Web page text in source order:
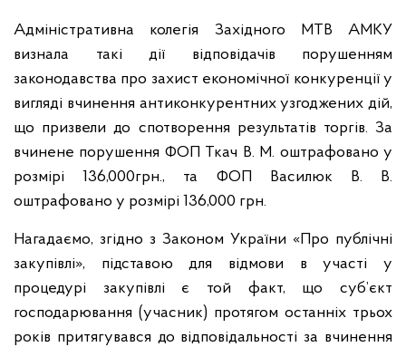
Адміністративна колегія Західного МТВ АМКУ
визнала такі дії відповідачів порушенням
законодавства про захист економічної конкуренції у
вигляді вчинення антиконкурентних узгоджених дій,
що призвели до спотворення результатів торгів. За
вчинене порушення ФОП Ткач В. М. оштрафовано у
розмірі 136,000грн., та ФОП Василюк В. В.
оштрафовано у розмірі 136,000 грн.
Нагадаємо, згідно з Законом України «Про публічні
закупівлі», підставою для відмови в участі у
процедурі закупівлі є той факт, що суб’єкт
господарювання (учасник) протягом останніх трьох
років притягувався до відповідальності за вчинення